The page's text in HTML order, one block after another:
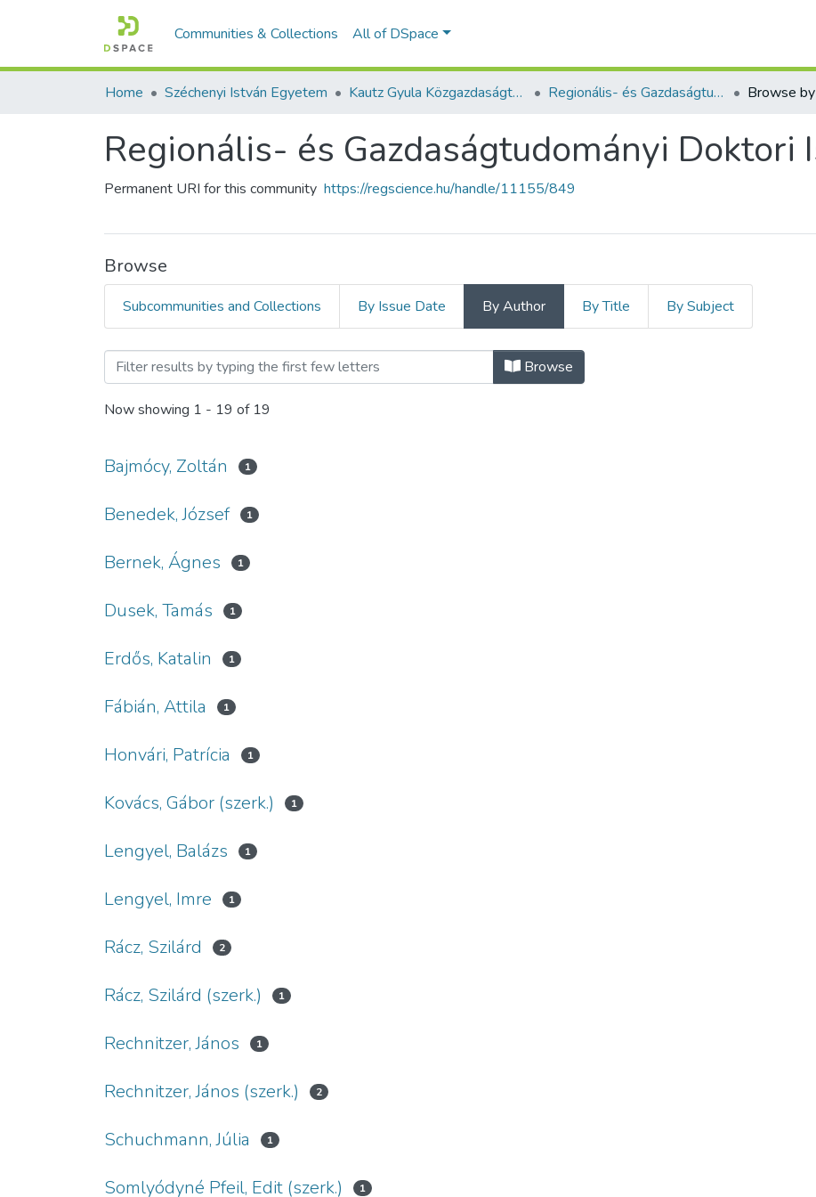
Communities & Collections All of DSpace
Home Széchenyi István Egyetem Kautz Gyula Közgazdaságtudományi Kar Regionális- és Gazdaságtudományi Doktori Iskola Browse
Regionális- és Gazdaságtudományi Doktori
Permanent URI for this community https://regscience.hu/handle/11155/849
Browse
Subcommunities and Collections By Issue Date By Author By Title By Subject
Browsing Regionális- és Gazdaságtudományi Doktori Iskola by
Browse
Now showing 1 - 19 of 19
Bajmócy, Zoltán 1
Benedek, József 1
Bernek, Ágnes 1
Dusek, Tamás 1
Erdős, Katalin 1
Fábián, Attila 1
Honvári, Patrícia 1
Kovács, Gábor (szerk.) 1
Lengyel, Balázs 1
Lengyel, Imre 1
Rácz, Szilárd 2
Rácz, Szilárd (szerk.) 1
Rechnitzer, János 1
Rechnitzer, János (szerk.) 2
Schuchmann, Júlia 1
Somlyódyné Pfeil, Edit (szerk.) 1